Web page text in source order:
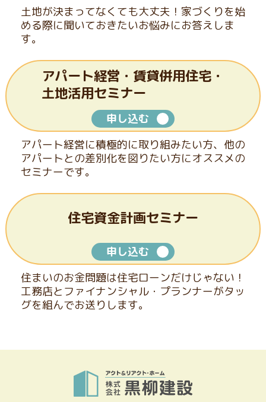
土地が決まってなくても大丈夫！家づくりを始
める際に聞いておきたいお悩みにお答えしま
す。
アパート経営・賃貸併用住宅・
土地活用セミナー
申し込む
アパート経営に積極的に取り組みたい方、他の
アパートとの差別化を図りたい方にオススメの
セミナーです。
住宅資金計画セミナー
申し込む
住まいのお金問題は住宅ローンだけじゃない！
工務店と ファイナンシャル・プランナーがタッ
グを組んでお送りします。